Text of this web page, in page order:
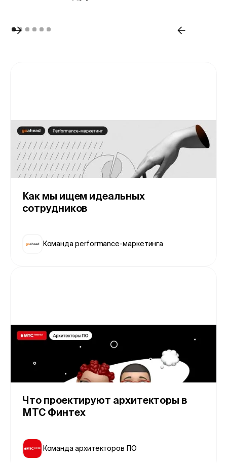
Как мы ищем идеальных
сотрудников
Команда performance-маркетинга
Что проектируют архитекторы в
МТС Финтех
Команда архитекторов ПО